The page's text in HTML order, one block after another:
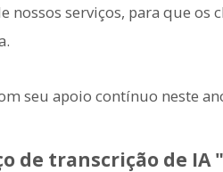
nossos serviços, para que
seu apoio contínuo neste
de transcrição de IA